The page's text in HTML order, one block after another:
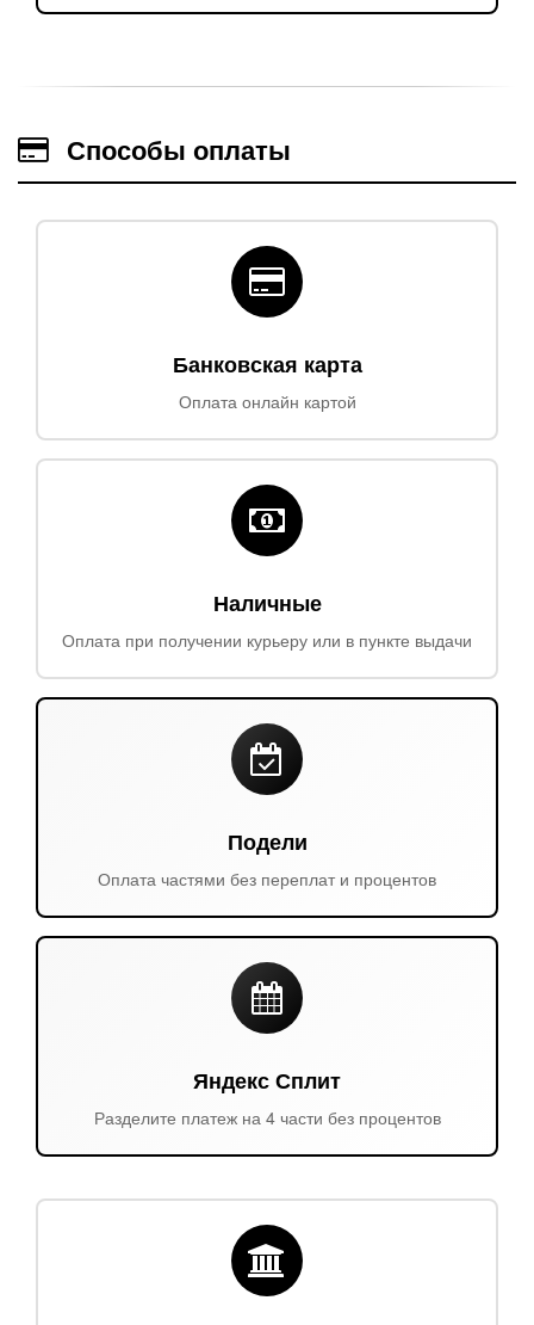
Способы оплаты
Банковская карта
Оплата онлайн картой
Наличные
Оплата при получении курьеру или в пункте выдачи
Подели
Оплата частями без переплат и процентов
Яндекс Сплит
Разделите платеж на 4 части без процентов